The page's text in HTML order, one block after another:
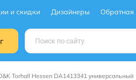
и скидки Дизайнеры Обратная
Torhall Hessen DA1413341 универсальный